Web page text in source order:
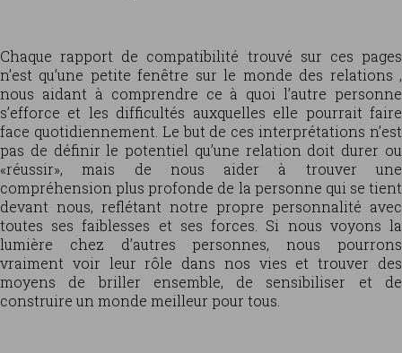
Chaque rapport de compatibilité trouvé sur ces pages
n’est qu’une petite fenêtre sur le monde des relations ,
nous aidant à comprendre ce à quoi l’autre personne
s’efforce et les difficultés auxquelles elle pourrait faire
face quotidiennement. Le but de ces interprétations n’est
pas de définir le potentiel qu’une relation doit durer ou
«réussir», mais de nous aider à trouver une
compréhension plus profonde de la personne qui se tient
devant nous, reflétant notre propre personnalité avec
toutes ses faiblesses et ses forces. Si nous voyons la
lumière chez d’autres personnes, nous pourrons
vraiment voir leur rôle dans nos vies et trouver des
moyens de briller ensemble, de sensibiliser et de
construire un monde meilleur pour tous.